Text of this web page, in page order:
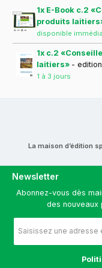
1x E-Book c.2
produits
disponible
1x c.2
laitiers» -
1 à 3 jours
La maison d’édition
Newsletter
Abonnez-vous dès
des
e-
*